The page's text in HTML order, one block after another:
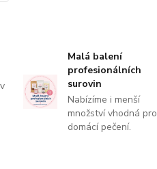
Malá balení
profesionálních
surovin
Nabízíme i menší
množství vhodná pro
domácí pečení.